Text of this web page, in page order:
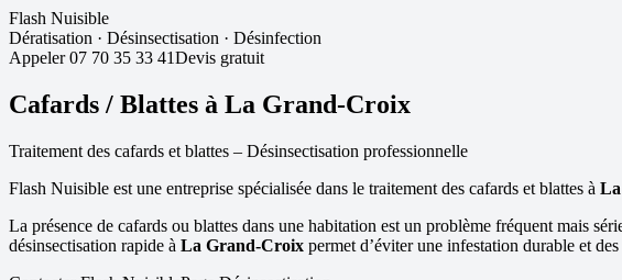
Flash Nuisible
Dératisation · Désinsectisation · Désinfection
Appeler 07 70 35 33 41Devis gratuit
Cafards / Blattes à La Grand-Croix
Traitement des cafards et blattes – Désinsectisation professionnelle
Flash Nuisible est une entreprise spécialisée dans le traitement des cafards et blattes à
La présence de cafards ou blattes dans une habitation est un problème fréquent mais
désinsectisation rapide à La Grand-Croix permet d’éviter une infestation durable et